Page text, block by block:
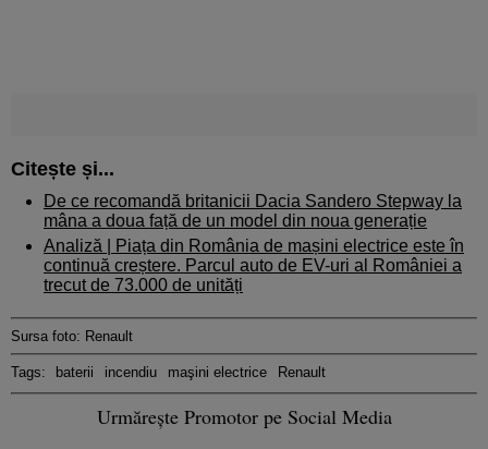
Citește și...
De ce recomandă britanicii Dacia Sandero Stepway la
mâna a doua față de un model din noua generație
Analiză |
Piața din România de mașini electrice este în
continuă creștere. Parcul auto de EV-uri al României a
trecut de 73.000 de unități
Sursa foto: Renault
Tags: baterii incendiu maşini electrice Renault
Urmărește Promotor pe Social Media